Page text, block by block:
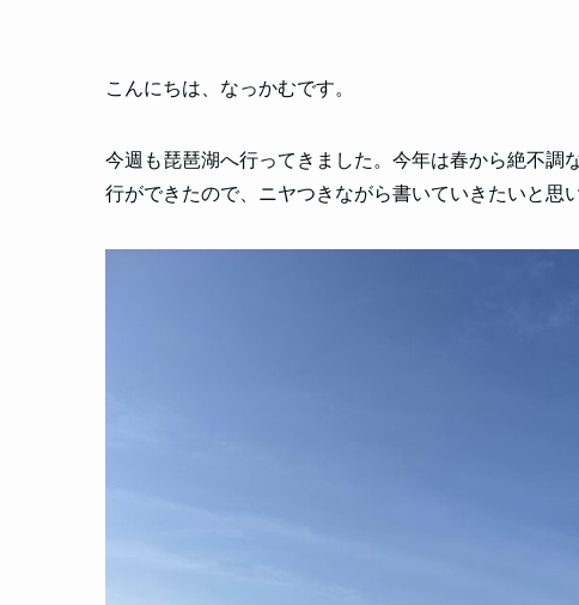
こんにちは、なっかむです。
今週も琵琶湖へ行ってきました。今年は春から絶不調
行ができたので、ニヤつきながら書いていきたいと思い